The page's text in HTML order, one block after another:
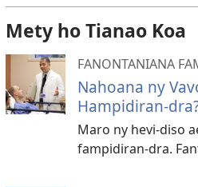
Mety ho Tianao Koa
FANONTANIANA
Nahoana ny
Hampidiran-
Maro ny hevi-diso
fampidiran-dra.